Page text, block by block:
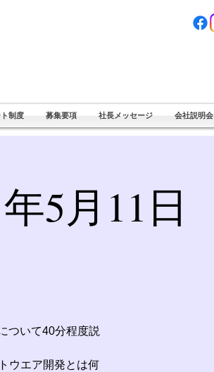
制度 募集要項 社長メッセージ 会社説明会
5月11日
ついて40分程度説
ウエア開発とは何